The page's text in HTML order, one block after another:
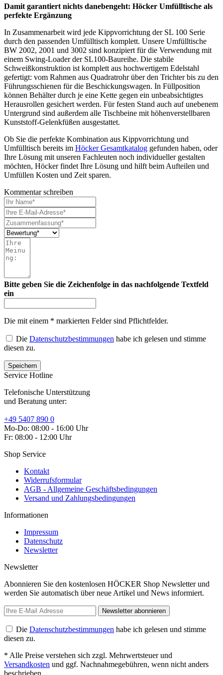
Damit garantiert nichts danebengeht: Höcker Umfülltische als
perfekte Ergänzung
In Zusammenarbeit wird jede Kippvorrichtung der SL 100 Serie
durch den passenden Umfülltisch komplett. Unsere Umfülltische
BW 2002, 2001 und 3002 sind konzipiert für die Verwendung mit
einem Swing-Loader der SL100-Baureihe. Die stabile
Schweißkonstruktion ist komplett aus hochwertigem Edelstahl
gefertigt: vom Rahmen aus Quadratrohr über den Trichter bis zu den
Führungsschienen für die Beschickungswagen. In Füllposition
können Behälter durch je eine Kette gegen ein unbeabsichtigtes
Herausrollen gesichert werden. Für festen Stand auch auf unebenem
Untergrund sind außerdem alle Tischbeine mit höhenverstellbaren
Kunststoff-Gelenkfüßen ausgestattet.
Ob Sie die perfekte Kombination aus Kippvorrichtung und
Umfülltisch bereits im Höcker Gesamtkatalog gefunden haben, oder
Ihre Lösung mit unseren Fachleuten noch individueller gestalten
möchten, Höcker findet Ihre Lösung und hilft beim Aufteilen und
Umfüllen Kosten und Zeit sparen.
Kommentar schreiben
Bitte geben Sie die Zeichenfolge in das nachfolgende Textfeld
ein
Die mit einem * markierten Felder sind Pflichtfelder.
Die Datenschutzbestimmungen habe ich gelesen und stimme
diesen zu.
Service Hotline
Telefonische Unterstützung
und Beratung unter:
+49 5407 890 0
Mo-Do: 08:00 - 16:00 Uhr
Fr: 08:00 - 12:00 Uhr
Shop Service
Kontakt
Widerrufsformular
AGB - Allgemeine Geschäftsbedingungen
Versand und Zahlungsbedingungen
Informationen
Impressum
Datenschutz
Newsletter
Newsletter
Abonnieren Sie den kostenlosen HÖCKER Shop Newsletter und
werden Sie automatisch über neue Artikel und News informiert.
Newsletter abonnieren
Die Datenschutzbestimmungen habe ich gelesen und stimme
diesen zu.
* Alle Preise verstehen sich zzgl. Mehrwertsteuer und
Versandkosten und ggf. Nachnahmegebühren, wenn nicht anders
beschrieben